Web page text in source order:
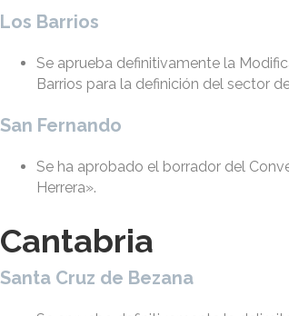
Los Barrios
Se aprueba definitivamente la
Barrios para la definición del sector
San Fernando
Se ha aprobado el borrador del
Herrera».
Cantabria
Santa Cruz de Bezana